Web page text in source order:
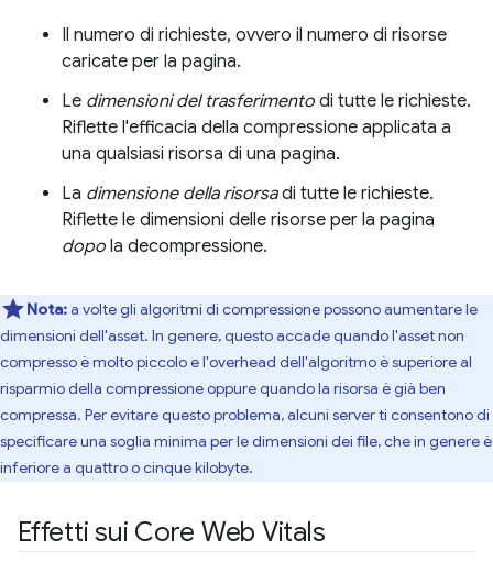
Il numero di richieste, ovvero il numero di risorse
caricate per la pagina.
Le dimensioni del trasferimento di tutte le richieste.
Riflette l'efficacia della compressione applicata a
una qualsiasi risorsa di una pagina.
La dimensione della risorsadi tutte le richieste.
Riflette le dimensioni delle risorse per la pagina
dopo la decompressione.
Nota:a volte gli algoritmi di compressione possono aumentare le
dimensioni dell'asset. In genere, questo accade quando l'asset non
compresso è molto piccolo e l'overhead dell'algoritmo è superiore al
risparmio della compressione oppure quando la risorsa è già ben
compressa. Per evitare questo problema, alcuni server ti consentono di
specificare una soglia minima per le dimensioni dei file, che in genere è
inferiore a quattro o cinque kilobyte.
Effetti sui Core Web Vitals